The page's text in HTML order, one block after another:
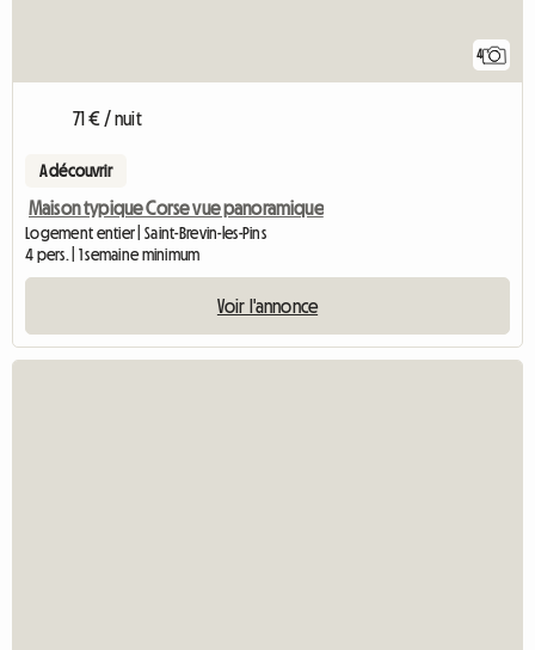
4
71 € / nuit
A découvrir
Maison typique Corse vue panoramique
Logement entier | Saint-Brevin-les-Pins
4 pers. | 1 semaine minimum
Voir l'annonce